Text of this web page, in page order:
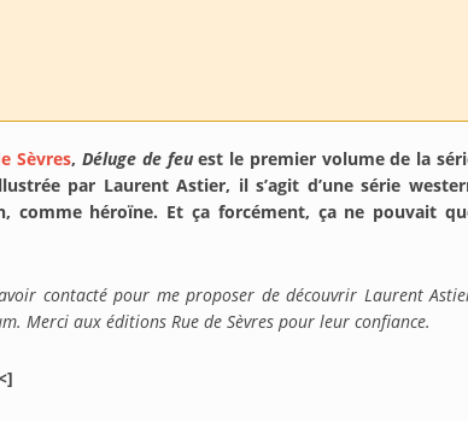
Sèvres, Déluge de feuest le premier volume de la
par Laurent Astier, il s’agit d’une série
comme héroïne. Et ça forcément, ça ne pouvait
contacté pour me proposer de découvrir Laurent
Merci aux éditions Rue de Sèvres pour leur confiance.
]